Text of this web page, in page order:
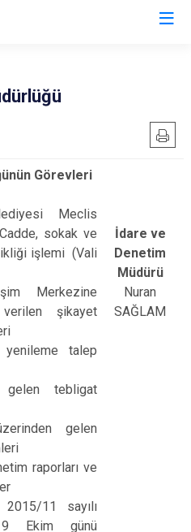
Görevleri
Meclis
sokak ve
işlemi (Vali
Merkezine
şikayet
talep
gelen tebligat
gelen
raporları ve
2015/11 sayılı
Ekim günü
İdare ve
Denetim
Müdürü
Nuran
SAĞLAM